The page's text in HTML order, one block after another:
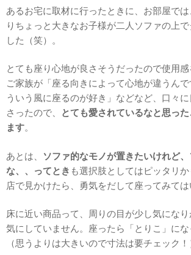
あるお宅に取材に行ったときに、お部屋で
りちょっと大きなお子様が二人ソファの上
した（笑）。
とても座り心地が良さそうだったので使用感
ご家族が「座る向きによって心地が違うん
ういう風に座るのが好き」などなど、口々
さったので、
とても愛されているなと思っ
ます。
あとは、
ソファ的なモノが置きたいけれど
な、、ってとき も選択肢としてはピッタリ
店で見かけたら、勇気をだして座ってみては
床に近い商品って、周りの目が少し気にな
気にしていません。座ったら「とりこ」にな
（思うよりは大きいので寸法は要チェック！